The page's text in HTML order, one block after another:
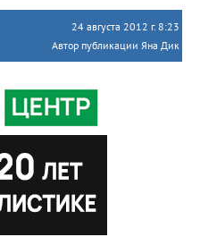
24 августа 2012 г. 8:23
Автор публикации Яна Дик